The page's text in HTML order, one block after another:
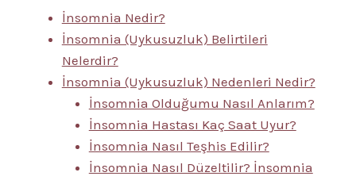
İnsomnia Nedir?
İnsomnia (Uykusuzluk) Belirtileri
Nelerdir?
İnsomnia (Uykusuzluk) Nedenleri Nedir?
İnsomnia Olduğumu Nasıl Anlarım?
İnsomnia Hastası Kaç Saat Uyur?
İnsomnia Nasıl Teşhis Edilir?
İnsomnia Nasıl Düzeltilir? İnsomnia